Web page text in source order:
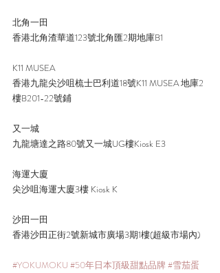
北角一田
香港北角渣華道123號北角匯2期地庫B1
K11 MUSEA
香港九龍尖沙咀梳士巴利道18號K11 MUSEA 地庫2
樓B201-22號鋪
又一城
九龍塘達之路80號又一城UG樓Kiosk E3
海運大廈
尖沙咀海運大廈3樓 Kiosk K
沙田一田
香港沙田正街2號新城市廣場3期1樓(超級市場內)
#YOKUMOKU #50年日本頂級甜點品牌 #雪茄蛋